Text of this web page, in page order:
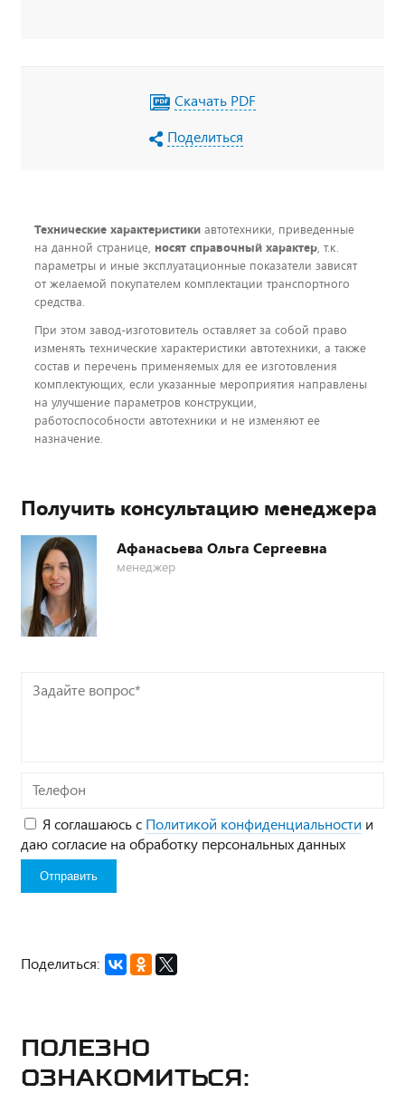
Скачать PDF
Поделиться
Технические характеристики автотехники, приведенные
на данной странице, носят справочный характер, т.к.
параметры и иные эксплуатационные показатели зависят
от желаемой покупателем комплектации транспортного
средства.
При этом завод-изготовитель оставляет за собой право
изменять технические характеристики автотехники, а также
состав и перечень применяемых для ее изготовления
комплектующих, если указанные мероприятия направлены
на улучшение параметров конструкции,
работоспособности автотехники и не изменяют ее
назначение.
Получить консультацию менеджера
Афанасьева Ольга Сергеевна
менеджер
Задайте
вопрос*
Телефон
Я соглашаюсь с Политикой конфиденциальности и
даю согласие на обработку персональных данных
Поделиться:
Полезно
ознакомиться: